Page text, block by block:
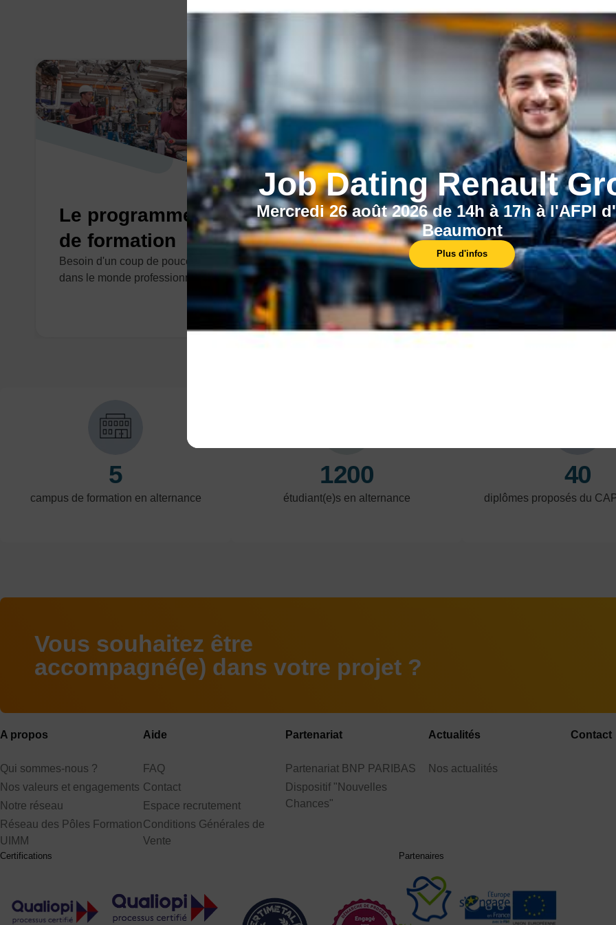
Job Dating Renault
Mercredi 26 août 2026 de 14h à 17h à l'AFPI
Beaumont
Plus d'infos
CECI POURRAIT VOUS INTÉRESSER :
Le programme régional
de formation
Besoin d'un coup de pouce pour vous inserrez
dans le monde professionnelle ?
En savoir plus
Nos formations
industrielles
Découvrez les métiers de l'industrie et de la
métallurgie : fabrication, production, usinage,
maintenance industrielle, électricité, etc.
5
campus de formation en alternance
1200
étudiant(e)s en alternance
40
diplômes proposés du
Vous souhaitez être
accompagné(e) dans votre projet ?
A propos
Qui sommes-nous ?
Nos valeurs et engagements
Notre réseau
Réseau des Pôles Formation
UIMM
Aide
FAQ
Contact
Espace recrutement
Conditions Générales de
Vente
Partenariat
Partenariat BNP PARIBAS
Dispositif "Nouvelles
Chances"
Actualités
Nos actualités
Contact
Certifications Partenaires